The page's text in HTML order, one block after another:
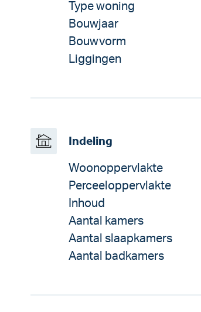
Type woning
Bouwjaar
Bouwvorm
Liggingen
Indeling
Woonoppervlakte
Perceeloppervlakte
Inhoud
Aantal kamers
Aantal slaapkamers
Aantal badkamers